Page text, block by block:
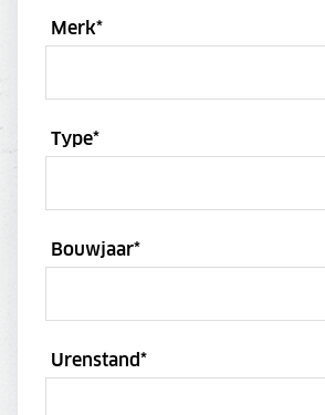
Merk*
Type*
Bouwjaar*
Urenstand*